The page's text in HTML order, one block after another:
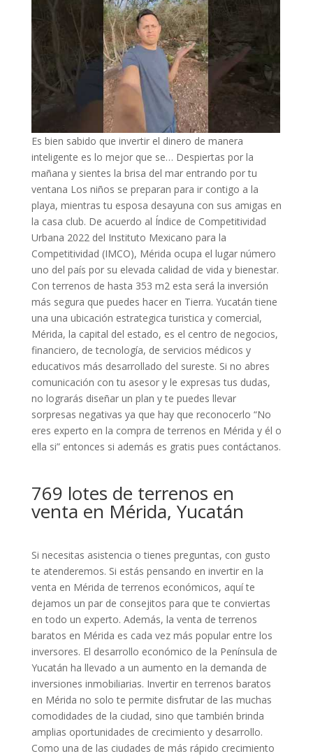
Es bien sabido que invertir el dinero de manera
inteligente es lo mejor que se… Despiertas por la
mañana y sientes la brisa del mar entrando por tu
ventana Los niños se preparan para ir contigo a la
playa, mientras tu esposa desayuna con sus amigas en
la casa club. De acuerdo al Índice de Competitividad
Urbana 2022 del Instituto Mexicano para la
Competitividad (IMCO), Mérida ocupa el lugar número
uno del país por su elevada calidad de vida y bienestar.
Con terrenos de hasta 353 m2 esta será la inversión
más segura que puedes hacer en Tierra. Yucatán tiene
una una ubicación estrategica turistica y comercial,
Mérida, la capital del estado, es el centro de negocios,
financiero, de tecnología, de servicios médicos y
educativos más desarrollado del sureste. Si no abres
comunicación con tu asesor y le expresas tus dudas,
no lograrás diseñar un plan y te puedes llevar
sorpresas negativas ya que hay que reconocerlo “No
eres experto en la compra de terrenos en Mérida y él o
ella si” entonces si además es gratis pues contáctanos.
769 lotes de terrenos en
venta en Mérida, Yucatán
Si necesitas asistencia o tienes preguntas, con gusto
te atenderemos. Si estás pensando en invertir en la
venta en Mérida de terrenos económicos, aquí te
dejamos un par de consejitos para que te conviertas
en todo un experto. Además, la venta de terrenos
baratos en Mérida es cada vez más popular entre los
inversores. El desarrollo económico de la Península de
Yucatán ha llevado a un aumento en la demanda de
inversiones inmobiliarias. Invertir en terrenos baratos
en Mérida no solo te permite disfrutar de las muchas
comodidades de la ciudad, sino que también brinda
amplias oportunidades de crecimiento y desarrollo.
Como una de las ciudades de más rápido crecimiento